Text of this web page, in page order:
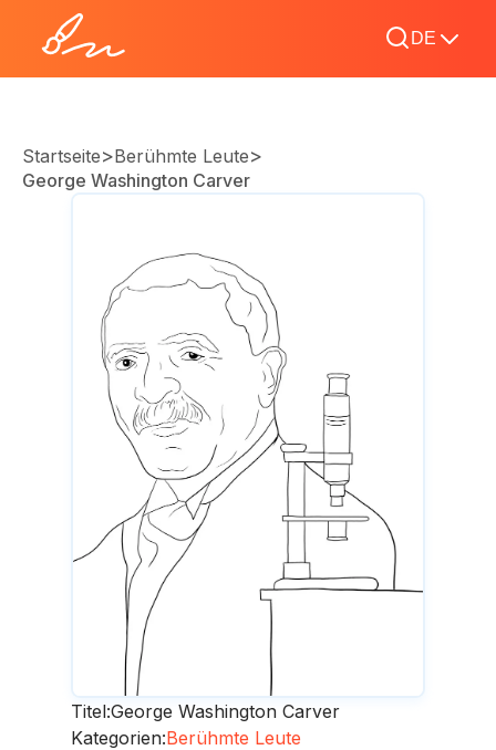
DE
Startseite>Berühmte Leute>
George Washington Carver
Titel:George Washington Carver
Kategorien:Berühmte Leute